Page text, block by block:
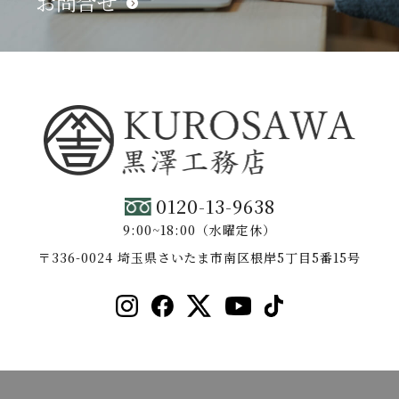
0120-13-9638
9:00~18:00（水曜定休）
〒336-0024 埼玉県さいたま市南区根岸5丁目5番15号